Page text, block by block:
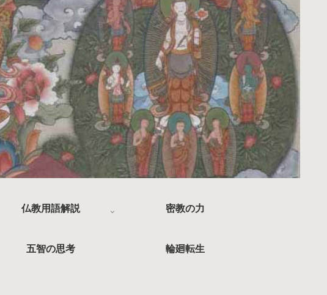
仏教用語解説 密教の力
五智の思考 輪廻転生